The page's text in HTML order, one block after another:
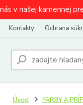
v našej kamennej
Kontakty Ochrana
Úvod FARBY A